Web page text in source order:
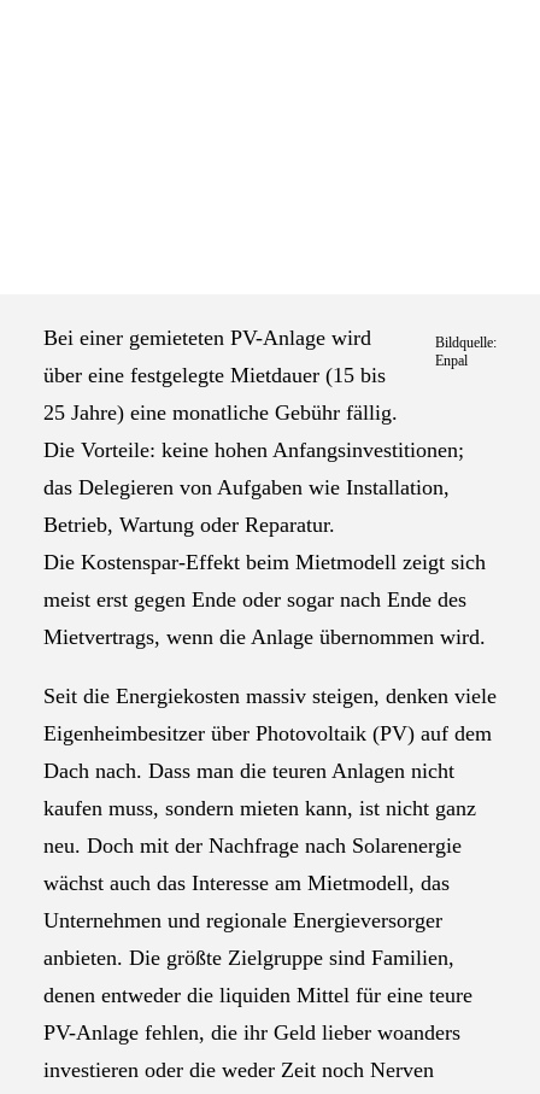
Bildquelle:
Enpal
Bei einer gemieteten PV-Anlage wird
über eine festgelegte Mietdauer (15 bis
25 Jahre) eine monatliche Gebühr fällig.
Die Vorteile: keine hohen Anfangsinvestitionen;
das Delegieren von Aufgaben wie Installation,
Betrieb, Wartung oder Reparatur.
Die Kostenspar-Effekt beim Mietmodell zeigt sich
meist erst gegen Ende oder sogar nach Ende des
Mietvertrags, wenn die Anlage übernommen wird.
Seit die Energiekosten massiv steigen, denken viele
Eigenheimbesitzer über Photovoltaik (PV) auf dem
Dach nach. Dass man die teuren Anlagen nicht
kaufen muss, sondern mieten kann, ist nicht ganz
neu. Doch mit der Nachfrage nach Solarenergie
wächst auch das Interesse am Mietmodell, das
Unternehmen und regionale Energieversorger
anbieten. Die größte Zielgruppe sind Familien,
denen entweder die liquiden Mittel für eine teure
PV-Anlage fehlen, die ihr Geld lieber woanders
investieren oder die weder Zeit noch Nerven